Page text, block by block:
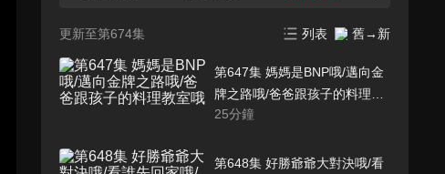
更新至第674集 列表 舊→新
第647集 媽媽是BNP哦/邁向金
牌之路哦/爸爸跟孩子的料理教
室哦
25分鐘
第648集 好勝爺爺大對決哦/看